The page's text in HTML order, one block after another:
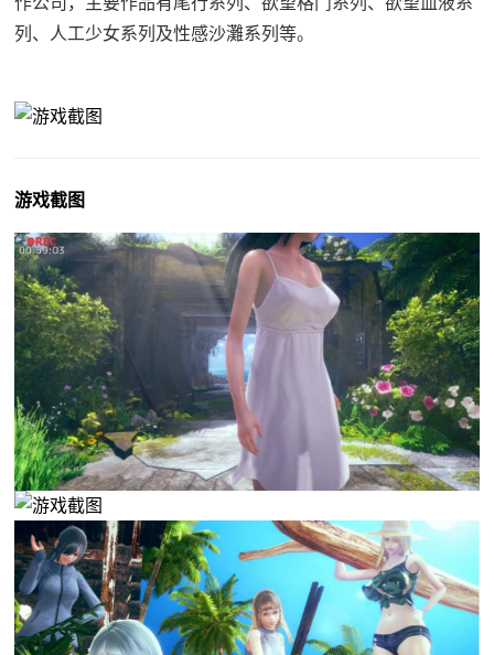
列、人工少女系列及性感沙灘系列等。
游戏截图